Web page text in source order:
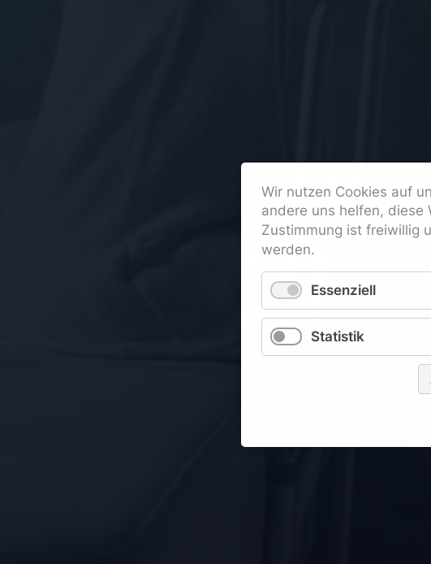
Wir nutzen Cookies auf
andere uns helfen, diese
Zustimmung ist freiwillig
werden.
Essenziell
Statistik